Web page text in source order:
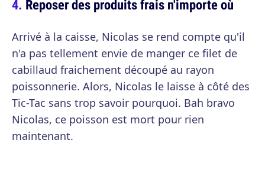
Reposer des produits frais n'importe où
Arrivé à la caisse, Nicolas se rend compte qu'il
n'a pas tellement envie de manger ce filet de
cabillaud fraichement découpé au rayon
poissonnerie. Alors, Nicolas le laisse à côté des
Tic-Tac sans trop savoir pourquoi. Bah bravo
Nicolas, ce poisson est mort pour rien
maintenant.